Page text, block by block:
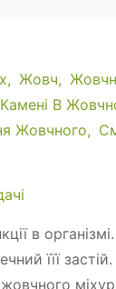
Жовч
Камені В
Жовчного
в
їїї